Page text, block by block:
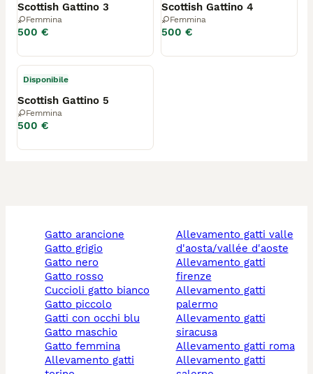
Scottish Gattino 3
Femmina
500 €
Scottish Gattino 4
Femmina
500 €
Disponibile
Scottish Gattino 5
Femmina
500 €
gatto arancione
gatto grigio
gatto nero
gatto rosso
cuccioli gatto bianco
gatto piccolo
gatti con occhi blu
gatto maschio
gatto femmina
allevamento gatti
allevamento gatti valle
d'aosta/vallée d'aoste
allevamento gatti
firenze
allevamento gatti
palermo
allevamento gatti
siracusa
allevamento gatti roma
allevamento gatti